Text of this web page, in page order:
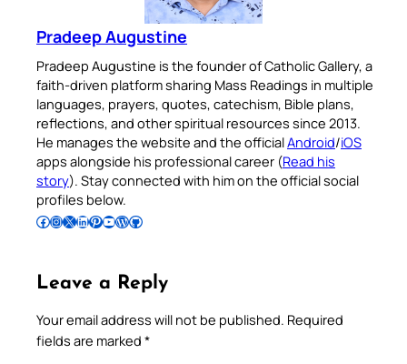
Pradeep Augustine
Pradeep Augustine is the founder of Catholic Gallery, a
faith-driven platform sharing Mass Readings in multiple
languages, prayers, quotes, catechism, Bible plans,
reflections, and other spiritual resources since 2013.
He manages the website and the officialAndroid/iOS
apps alongside his professional career (Read his
story). Stay connected with him on the official social
profiles below.
Follow Pradeep on Facebook Follow Pradeep on InstagramFollow Pradeep on X Follow Pradeep on LinkedIn Follow Pradeep on Pinterest Subscribe to Pradeep’s Youtube Channel Follow Pradeep on WordPress Follow Pradeep on GitHub
Leave a Reply
Your email address will not be published. Required
fields are marked *